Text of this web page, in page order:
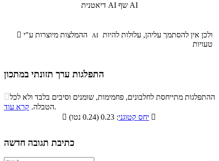
דיאטנית AI שף AI
 AI
טעויות
התפלגות ערך תזונתי במתכון
התפלגות ערך תזונתי במתכון
סיבים
תזונתיים
שומנים חלבונים
45.6% 32.8%
ההתפלגות מתייחסת לחלבונים, פחמימות, שומנים וסיבים בלבד ולא לכל
הטבלה. קרא עוד
.

יחס קטוגני 
כתיבת תגובה חדשה